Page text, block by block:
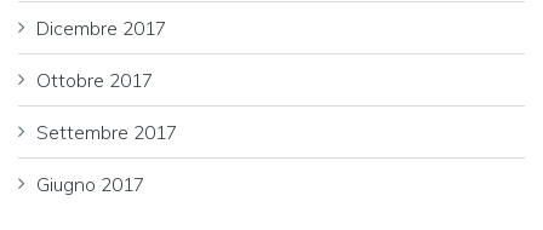
Dicembre 2017
Ottobre 2017
Settembre 2017
Giugno 2017